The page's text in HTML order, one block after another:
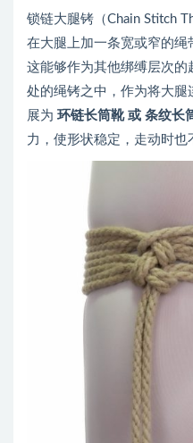
锁链大腿铐（Chain Stitch
在大腿上加一条宽或窄的绳
这能够作为其他绑缚层次
处的绳铐之中，作为将大
展为 环链长筒靴或 条纹长
力，使形状稳定，走动时也